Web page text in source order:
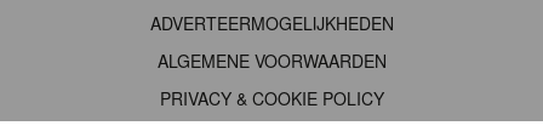
ADVERTEERMOGELIJKHEDEN
ALGEMENE VOORWAARDEN
PRIVACY & COOKIE POLICY